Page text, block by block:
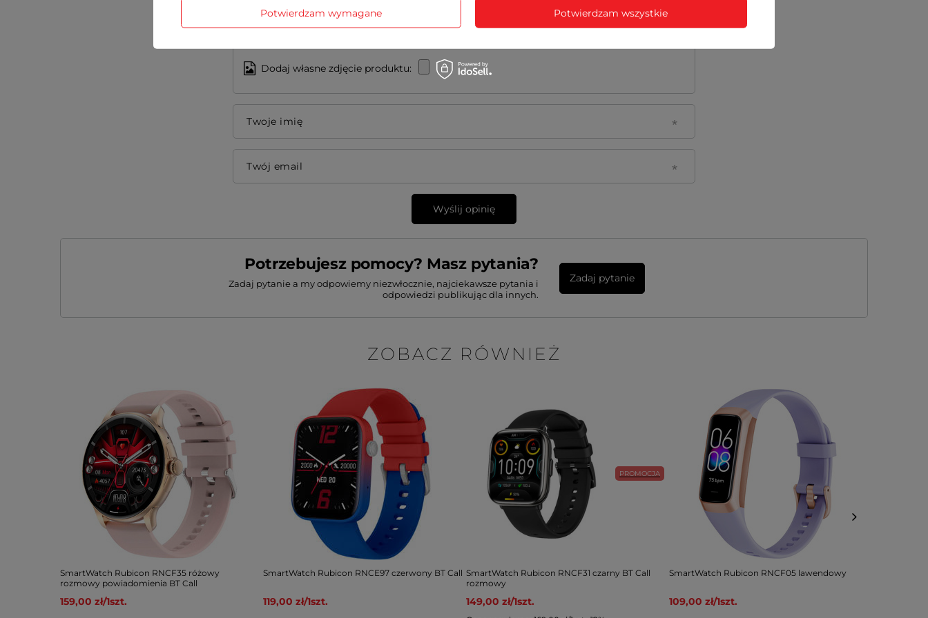
Dodaj własne zdjęcie produktu:
Twoje imię
Twój email
Wyślij opinię
Potrzebujesz pomocy? Masz pytania?
Zadaj pytanie a my odpowiemy niezwłocznie, najciekawsze pytania i
odpowiedzi publikując dla innych.
Zadaj pytanie
ZOBACZ RÓWNIEŻ
SmartWatch Rubicon RNCF35 różowy
rozmowy powiadomienia BT Call
159,00 zł/1szt.
SmartWatch Rubicon RNCE97 czerwony BT Call
119,00 zł/1szt.
PROMOCJA
SmartWatch Rubicon RNCF31 czarny BT Call
rozmowy
149,00 zł/1szt.
SmartWatch Rubicon RNCF05 lawendowy
109,00 zł/1szt.
Potwierdzam wymagane Potwierdzam wszystkie